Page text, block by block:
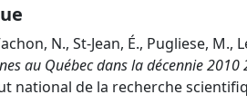
N., St-Jean, É., Pugliese, M.,
au Québec dans la décennie
national de la recherche